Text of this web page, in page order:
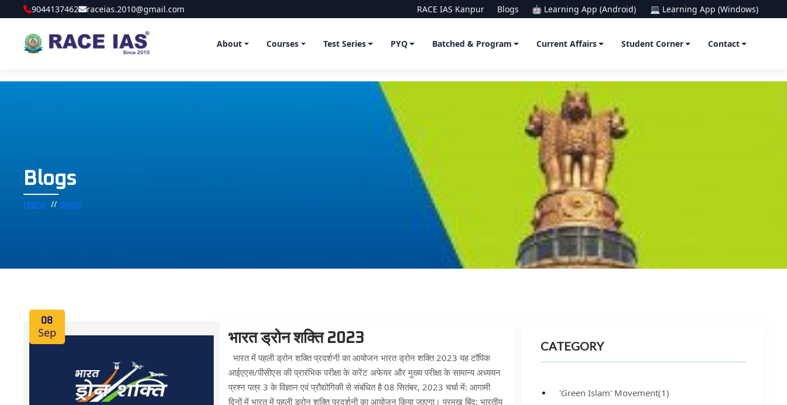
9044137462 raceias.2010@gmail.com RACE IAS Kanpur Blogs 🤖 Learning App (Android) 💻 Learning App (Windows)
About Courses Test Series PYQ Batched & Program Current Affairs Student Corner Contact
Blogs
Home Blogs
08
Sep भारत ड्रोन शक्ति 2023
भारत में पहली ड्रोन शक्ति प्रदर्शनी का आयोजन भारत ड्रोन शक्ति 2023 यह टॉपिक
आईएएस/पीसीएस की प्रारंभिक परीक्षा के करेंट अफेयर और मुख्य परीक्षा के सामान्य अध्ययन
प्रश्न पत्र 3 के विज्ञान एवं प्रौद्योगिकी से संबंधित है 08 सितंबर, 2023 चर्चा में: आगामी
दिनों में भारत में पहली ड्रोन शक्ति प्रदर्शनी का आयोजन किया जाएगा। प्रमुख बिंदु: भारतीय
CATEGORY
'Green Islam' Movement(1)